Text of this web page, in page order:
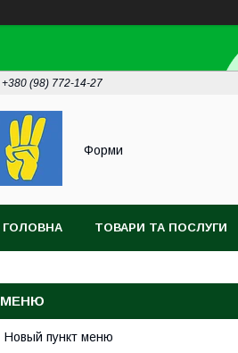
+380 (98) 772-14-27
Форми
ГОЛОВНА ТОВАРИ ТА ПОСЛУГИ
Новый пункт меню